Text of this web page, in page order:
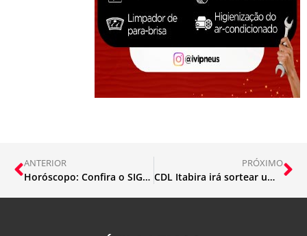
ANTERIOR
Horóscopo: Confira o SIGNO hoje 31/10
PRÓXIMO
CDL Itabira irá sortear um ano de supermercado, carro e motos